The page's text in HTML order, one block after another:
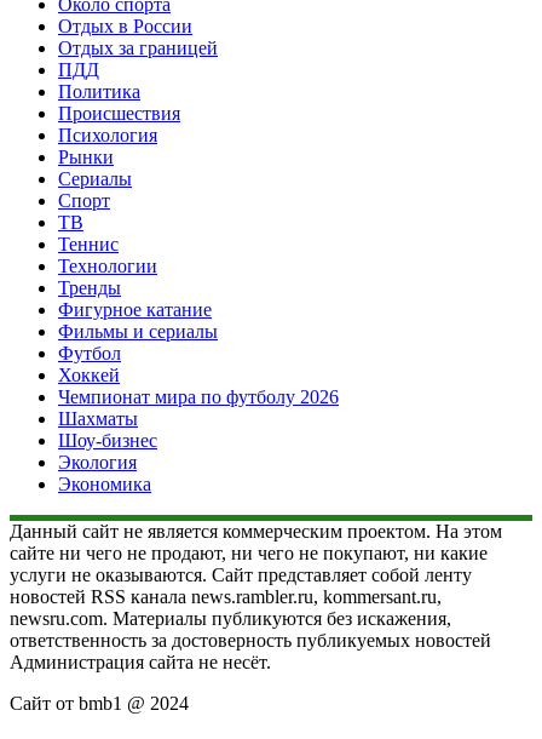
Отдых в России
Отдых за границей
ПДД
Политика
Происшествия
Психология
Рынки
Сериалы
Спорт
ТВ
Теннис
Технологии
Тренды
Фигурное катание
Фильмы и сериалы
Футбол
Хоккей
Чемпионат мира по футболу 2026
Шахматы
Шоу-бизнес
Экология
Экономика
Данный сайт не является коммерческим проектом. На этом
сайте ни чего не продают, ни чего не покупают, ни какие
услуги не оказываются. Сайт представляет собой ленту
новостей RSS канала news.rambler.ru, kommersant.ru,
newsru.com. Материалы публикуются без искажения,
ответственность за достоверность публикуемых новостей
Администрация сайта не несёт.
Сайт от bmb1 @ 2024